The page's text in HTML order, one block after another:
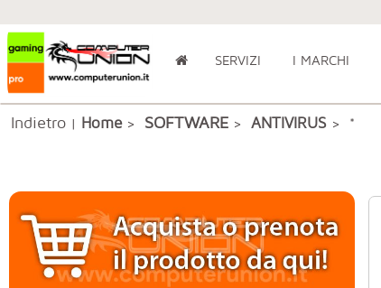
SERVIZI I MARCHI
Indietro | Home> SOFTWARE > ANTIVIRUS > *